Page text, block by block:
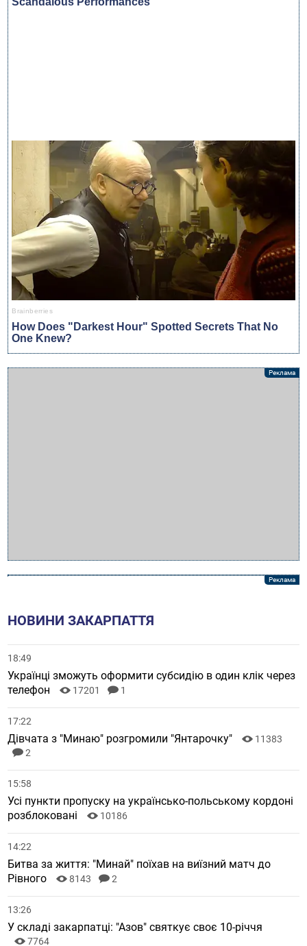
НОВИНИ ЗАКАРПАТТЯ
18:49
Українці зможуть оформити субсидію в один клік через
телефон
17201 1
17:22
Дівчата з "Минаю" розгромили "Янтарочку"
11383
2
15:58
Усі пункти пропуску на українсько-польському кордоні
розблоковані
10186
14:22
Битва за життя: "Минай" поїхав на виїзний матч до
Рівного
8143 2
13:26
У складі закарпатці: "Азов" святкує своє 10-річчя
7764